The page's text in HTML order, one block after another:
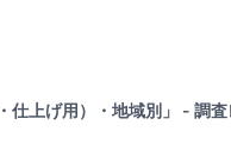
仕上げ用）・地域別」 - 調